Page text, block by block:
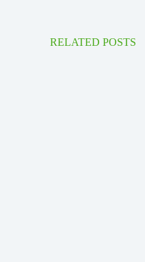
RELATED POSTS